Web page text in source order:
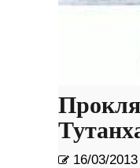
16/03/2013